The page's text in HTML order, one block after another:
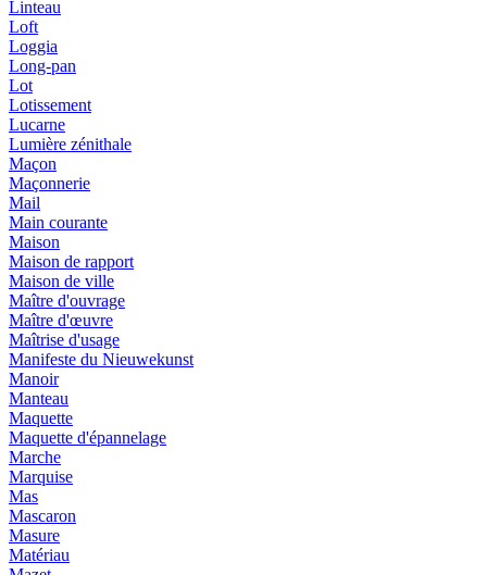
Linteau
Loft
Loggia
Long-pan
Lot
Lotissement
Lucarne
Lumière zénithale
Maçon
Maçonnerie
Mail
Main courante
Maison
Maison de rapport
Maison de ville
Maître d'ouvrage
Maître d'œuvre
Maîtrise d'usage
Manifeste du Nieuwekunst
Manoir
Manteau
Maquette
Maquette d'épannelage
Marche
Marquise
Mas
Mascaron
Masure
Matériau